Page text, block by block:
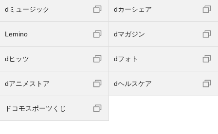
dミュージック dカーシェア
Lemino dマガジン
dヒッツ dフォト
dアニメストア dヘルスケア
ドコモスポーツくじ